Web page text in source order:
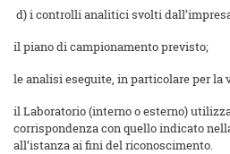
d) i controlli analitici svolti
il piano di campionamento previsto;
le analisi eseguite, in particolare per la
il Laboratorio (interno o esterno)
corrispondenza con quello indicato
all’istanza ai fini del riconoscimento.